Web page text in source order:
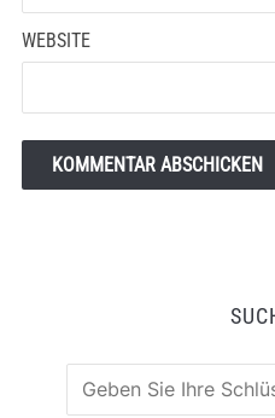
WEBSITE